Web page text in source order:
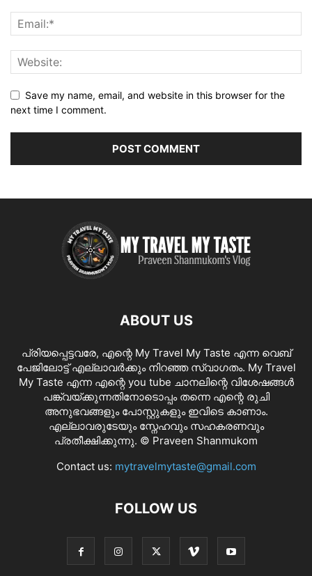
Save my name, email, and website in this browser for the
next time I comment.
ABOUT US
പ്രിയപ്പെട്ടവരേ, എന്റെ My Travel My Taste എന്ന വെബ്
പേജിലോട്ട് എല്ലാവർക്കും നിറഞ്ഞ സ്വാഗതം. My Travel
My Taste എന്ന എന്റെ you tube ചാനലിന്റെ വിശേഷങ്ങൾ
പങ്ക്വയ്ക്കുന്നതിനോടൊപ്പം തന്നെ എന്റെ രുചി
അനുഭവങ്ങളും പോസ്റ്റുകളും ഇവിടെ കാണാം.
എല്ലാവരുടേയും സ്നേഹവും സഹകരണവും
പ്രതീക്ഷിക്കുന്നു. © Praveen Shanmukom
Contact us: mytravelmytaste@gmail.com
FOLLOW US